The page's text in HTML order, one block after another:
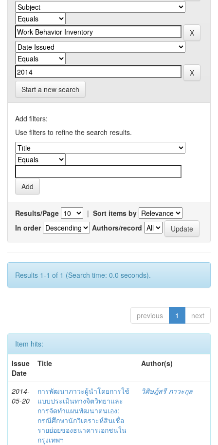
Start a new search
Add filters:
Use filters to refine the search results.
Results/Page | Sort items by
In order
Authors/record
Results 1-1 of 1 (Search time: 0.0 seconds).
previous 1 next
Item hits:
Issue
Date
Title Author(s)
2014-
05-20
การพัฒนาภาวะผู้นำโดยการใช้
แบบประเมินทางจิตวิทยาและ
การจัดทำแผนพัฒนาตนเอง:
กรณีศึกษานักวิเคราะห์สินเชื่อ
รายย่อยของธนาคารเอกชนใน
กรุงเทพฯ
วิศิษฎ์สรี ภาวะกุล